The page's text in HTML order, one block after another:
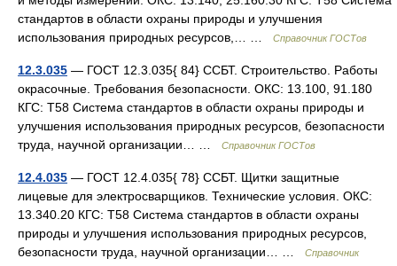
стандартов в области охраны природы и улучшения
использования природных ресурсов,… …
Справочник ГОСТов
12.3.035 — ГОСТ 12.3.035{ 84} ССБТ. Строительство. Работы
окрасочные. Требования безопасности. ОКС: 13.100, 91.180
КГС: Т58 Система стандартов в области охраны природы и
улучшения использования природных ресурсов, безопасности
труда, научной организации… …
Справочник ГОСТов
12.4.035 — ГОСТ 12.4.035{ 78} ССБТ. Щитки защитные
лицевые для электросварщиков. Технические условия. ОКС:
13.340.20 КГС: Т58 Система стандартов в области охраны
природы и улучшения использования природных ресурсов,
безопасности труда, научной организации… …
Справочник